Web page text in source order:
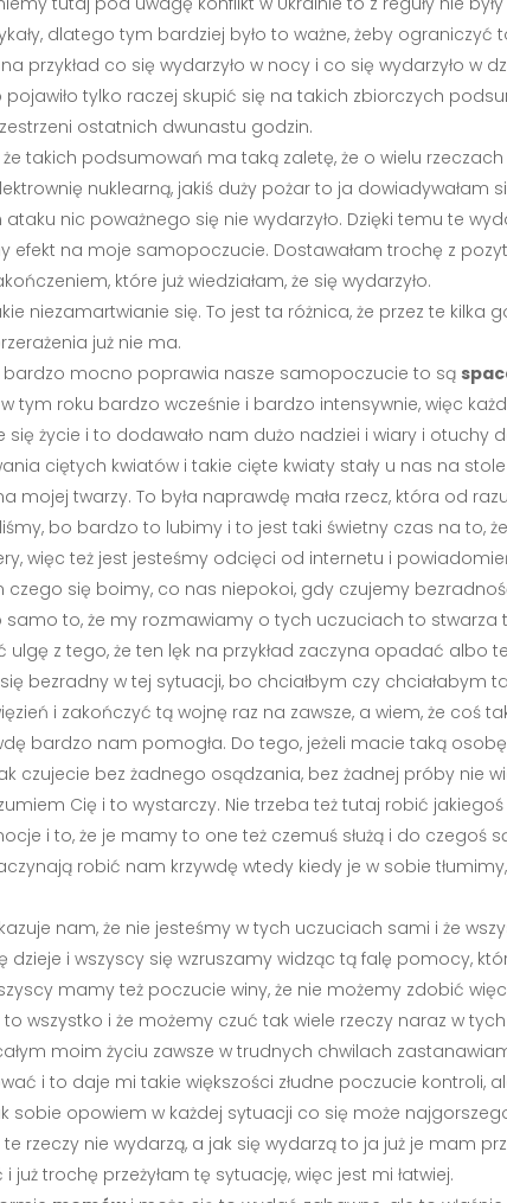
dlatego tym bardziej było to ważne, żeby
przykład co się wydarzyło w nocy i co się wydarzyło w
tylko raczej skupić się na takich zbiorczych
ostatnich dwunastu godzin.
takich podsumowań ma taką zaletę, że o wielu
nuklearną, jakiś duży pożar to ja dowiadywałam
nic poważnego się nie wydarzyło. Dzięki temu te
efekt na moje samopoczucie. Dostawałam trochę z
które już wiedziałam, że się wydarzyło.
niezamartwianie się. To jest ta różnica, że przez te
już nie ma.
bardzo mocno poprawia nasze samopoczucie to są
tym roku bardzo wcześnie i bardzo intensywnie, więc
się życie i to dodawało nam dużo nadziei i wiary i otuchy
ciętych kwiatów i takie cięte kwiaty stały u nas na
mojej twarzy. To była naprawdę mała rzecz, która od
bo bardzo to lubimy i to jest taki świetny czas na to,
więc też jest jesteśmy odcięci od internetu i
czego się boimy, co nas niepokoi, gdy czujemy
samo to, że my rozmawiamy o tych uczuciach to
z tego, że ten lęk na przykład zaczyna opadać albo
bezradny w tej sytuacji, bo chciałbym czy chciałabym
i zakończyć tą wojnę raz na zawsze, a wiem, że coś
bardzo nam pomogła. Do tego, jeżeli macie taką
czujecie bez żadnego osądzania, bez żadnej próby nie
Cię i to wystarczy. Nie trzeba też tutaj robić
i to, że je mamy to one też czemuś służą i do czegoś
robić nam krzywdę wtedy kiedy je w sobie
nam, że nie jesteśmy w tych uczuciach sami i że
dzieje i wszyscy się wzruszamy widząc tą falę pomocy,
mamy też poczucie winy, że nie możemy zdobić
wszystko i że możemy czuć tak wiele rzeczy naraz w
moim życiu zawsze w trudnych chwilach
i to daje mi takie większości złudne poczucie kontroli,
sobie opowiem w każdej sytuacji co się może
rzeczy nie wydarzą, a jak się wydarzą to ja już je mam
trochę przeżyłam tę sytuację, więc jest mi łatwiej.